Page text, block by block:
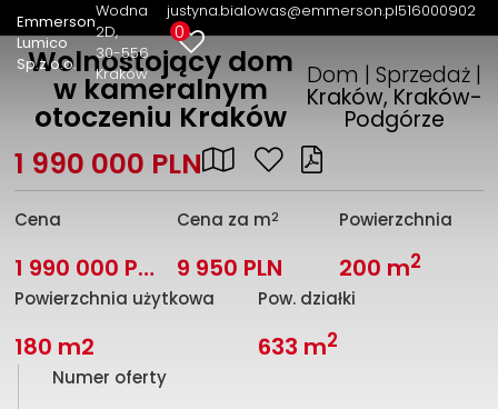
Emmerson
Lumico
Sp.z o.o.
Wodna
2D
30-556
Kraków
justyna.bialowas@emmerson.pl516000902
0
Wolnostojący dom
w kameralnym
otoczeniu Kraków
Dom | Sprzedaż |
Kraków, Kraków-
Podgórze
1 990 000 PLN
Cena
1 990 000 PLN
Cena za m2
9 950 PLN
Powierzchnia
200 m2
Powierzchnia użytkowa
180 m2
Pow. działki
633 m2
Numer oferty